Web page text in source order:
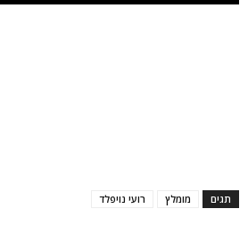
תגים מומלץ רועי נויפלד